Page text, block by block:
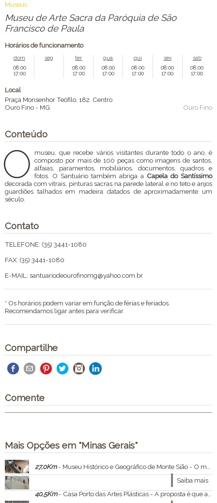
Museus
Museu de Arte Sacra da Paróquia de São
Francisco de Paula
Horários de funcionamento
dom
08:00
17:00
seg
ter
08:00
17:00
qua
08:00
17:00
qui
08:00
17:00
sex
08:00
17:00
sab
08:00
17:00
Local
Praça Monsenhor Teófilo, 182. Centro
Ouro Fino - MG Ouro Fino
Conteúdo
O
museu, que recebe vários visitantes durante todo o ano, é
composto por mais de 100 peças como imagens de santos,
alfaias, paramentos, mobiliários, documentos, quadros e
fotos. O Santuário também abriga a Capela do Santíssimo
decorada com vitrais, pinturas sacras na parede lateral e no teto e anjos
guardiões talhados em madeira datados de aproximadamente um
século.
Contato
TELEFONE: (35) 3441-1080
FAX: (35) 3441-1080
E-MAIL: santuariodeourofinomg@yahoo.com.br
* Os horários podem variar em função de férias e feriados.
Recomendamos ligar antes para verificar.
Compartilhe
Comente
Mais Opções em "Minas Gerais"
27,0Km- Museu Histórico e Geográfico de Monte Sião - O museu de Monte Sião acabou se transformando em um dos maiores e mais completos acervos do estado.
Saiba mais
40,5Km- Casa Porto das Artes Plásticas - A proposta é que a casa seja um espaço cultural com mostras, oficinas e exposições de artes. Fotografia, gravura, desenho, pintura, escultura: várias são as técnicas apreciadas nas exposições da Casa Porto, espaço que contribui inclusive para a revelação